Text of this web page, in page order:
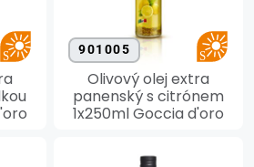
901005
Olivový olej extra
panenský s citrónem
1x250ml Goccia d'oro